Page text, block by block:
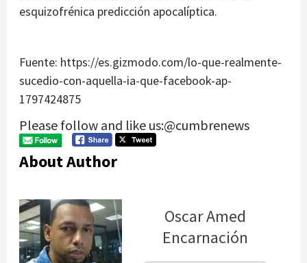
esquizofrénica predicción apocalíptica.
Fuente: https://es.gizmodo.com/lo-que-realmente-
sucedio-con-aquella-ia-que-facebook-ap-
1797424875
Please follow and like us:@cumbrenews
About Author
Oscar Amed
Encarnación